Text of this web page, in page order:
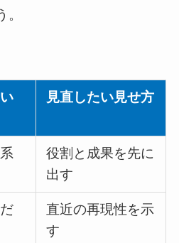
見直したい見せ方
役割と成果を先に
出す
直近の再現性を示
す